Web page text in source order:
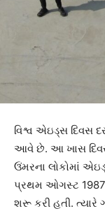
વિશ્વ એઇડ્સ દિવસ
આવે છે. આ ખાસ
ઉંમરના લોકોમાં
પ્રથમ ઓગસ્ટ 1987
શરૂ કરી હતી.